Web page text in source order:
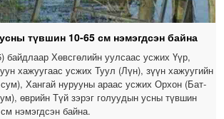
түвшин 10-65 см нэмэгдсэн байна
байдлаар Хөвсгөлийн уулсаас усжих Үүр,
хажуугаас усжих Туул (Лүн), зүүн хажуугийн
Хангай нурууны араас усжих Орхон (Бат-
өврийн Түй зэрэг голуудын усны түвшин
нэмэгдсэн байна.